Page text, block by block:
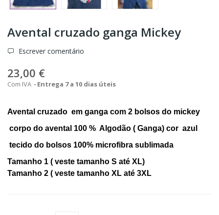
Avental cruzado ganga Mickey
Escrever comentário
23,00 €
Com IVA Entrega 7 a 10 dias úteis
Avental cruzado em ganga com 2 bolsos do mickey
corpo do avental 100 % Algodão ( Ganga) cor azul
tecido do bolsos 100% microfibra sublimada
Tamanho 1 ( veste tamanho S até XL)
Tamanho 2 ( veste tamanho XL até 3XL